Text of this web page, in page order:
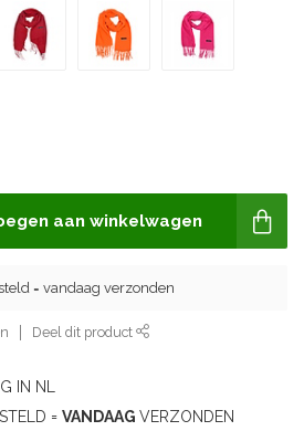
aan winkelwagen
= vandaag verzonden
Deel dit product
IN NL
= VANDAAG VERZONDEN